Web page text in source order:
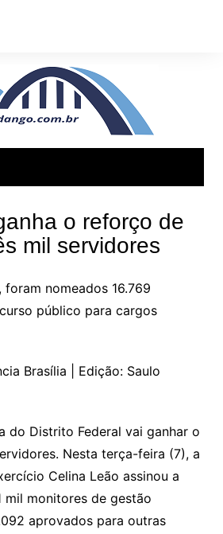
o reforço de
mil servidores
nomeados 16.769
público para cargos
Brasília | Edição: Saulo
do Distrito Federal vai ganhar o
Nesta terça-feira (7), a
Celina Leão assinou a
mil monitores de gestão
aprovados para outras